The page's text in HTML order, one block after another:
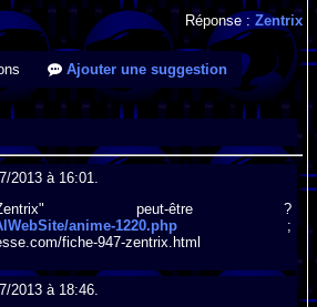
Réponse : Zentrix
Ajouter une suggestion
2013 à 16:01.
peut-être ?
anime-1220.php ;
fiche-947-zentrix.html
2013 à 18:46.